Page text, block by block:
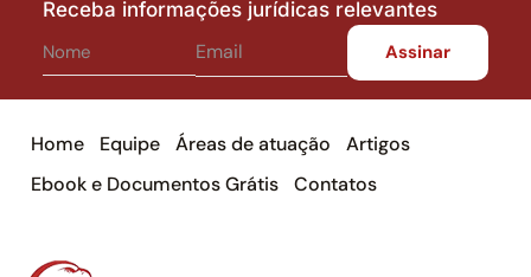
Receba informações jurídicas relevantes
Home Equipe Áreas de atuação
Artigos
Ebook e Documentos Grátis
Contatos